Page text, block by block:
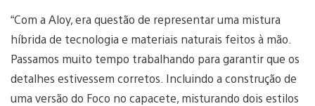
“Com a Aloy, era questão de representar uma mistura
híbrida de tecnologia e materiais naturais feitos à mão.
Passamos muito tempo trabalhando para garantir que os
detalhes estivessem corretos. Incluindo a construção de
uma versão do Foco no capacete, misturando dois estilos